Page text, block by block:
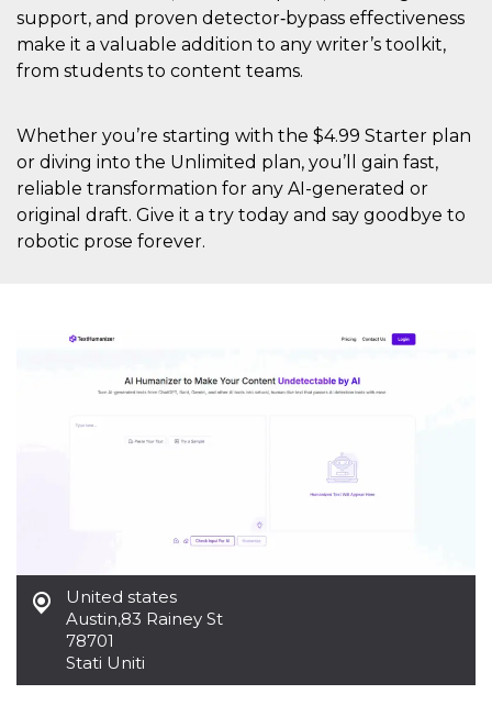
United states
Austin,83 Rainey St
78701
Stati Uniti
support, and proven detector‑bypass effectiveness
make it a valuable addition to any writer’s toolkit,
from students to content teams.
Whether you’re starting with the $4.99 Starter plan
or diving into the Unlimited plan, you’ll gain fast,
reliable transformation for any AI-generated or
original draft. Give it a try today and say goodbye to
robotic prose forever.